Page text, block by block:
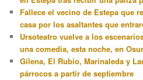
Fallece el vecino de Estepa que
casa por los asaltantes que
Ursoteatro vuelve a los
una comedia, esta noche, en
Gilena, El Rubio, Marinaleda y
párrocos a partir de septiembre